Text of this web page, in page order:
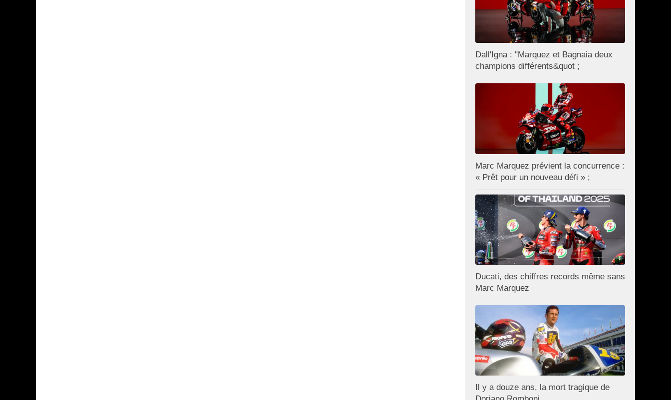
Dall'Igna : "Marquez et Bagnaia deux
champions différents&quot ;
Marc Marquez prévient la concurrence :
« Prêt pour un nouveau défi » ;
Ducati, des chiffres records même sans
Marc Marquez
Il y a douze ans, la mort tragique de